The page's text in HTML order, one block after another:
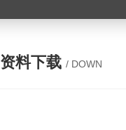
资料下载 / DOWN